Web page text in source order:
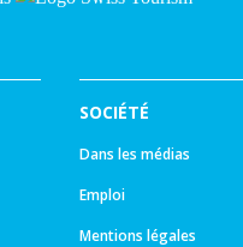
SOCIÉTÉ
Dans les médias
Emploi
Mentions légales